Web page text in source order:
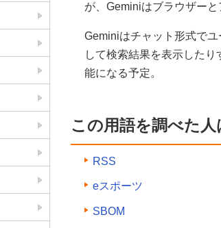
が、Geminiはブラウザーと
Geminiはチャット形式で
して検索結果を表示した
能になる予定。
この用語を調べた
RSS
eスポーツ
SBOM